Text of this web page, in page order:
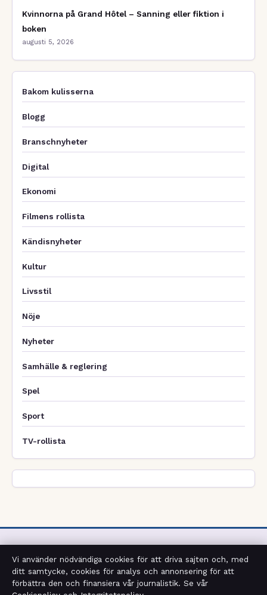
Kvinnorna på Grand Hôtel – Sanning eller fiktion i
boken
augusti 5, 2026
Bakom kulisserna
Blogg
Branschnyheter
Digital
Ekonomi
Filmens rollista
Kändisnyheter
Kultur
Livsstil
Nöje
Nyheter
Samhälle & reglering
Spel
Sport
TV-rollista
Sverigerapport
Vi använder nödvändiga cookies för att driva sajten och, med
ditt samtycke, cookies för analys och annonsering för att
förbättra den och finansiera vår journalistik. Se vår